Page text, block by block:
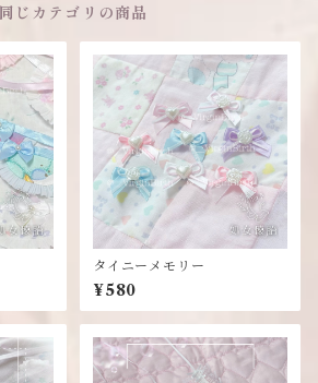
同じカテゴリの商品
タイニーメモリー
¥580